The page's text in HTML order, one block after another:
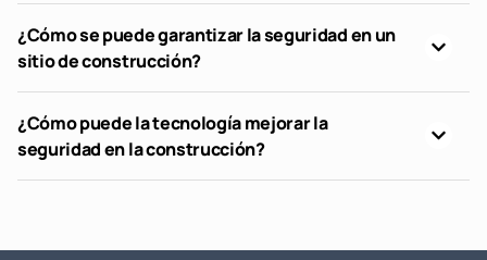
¿Cómo se puede garantizar la seguridad en un
sitio de construcción?
¿Cómo puede la tecnología mejorar la
seguridad en la construcción?